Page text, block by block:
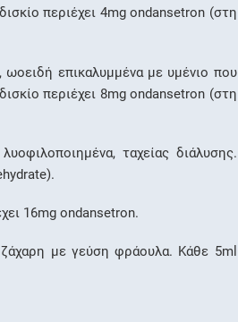
περιέχει 4mg ondansetron (στη
ωοειδή επικαλυμμένα με υμένιο που
περιέχει 8mg ondansetron (στη
ταχείας διάλυσης.
16mg ondansetron.
με γεύση φράουλα. Κάθε 5ml